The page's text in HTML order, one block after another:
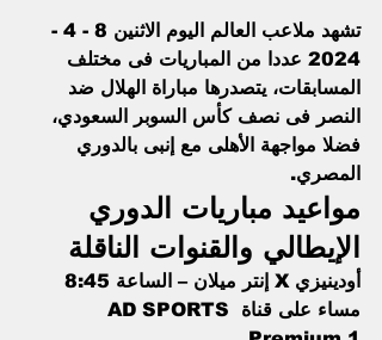
تشهد ملاعب العالم اليوم الاثنين 8 - 4 -
2024 عددا من المباريات فى مختلف
المسابقات، يتصدرها مباراة الهلال ضد
النصر فى نصف كأس السوبر السعودي،
فضلا مواجهة الأهلى مع إنبى بالدوري
المصري.
مواعيد مباريات الدوري
الإيطالي والقنوات الناقلة
مساء على قناة AD SPORTS